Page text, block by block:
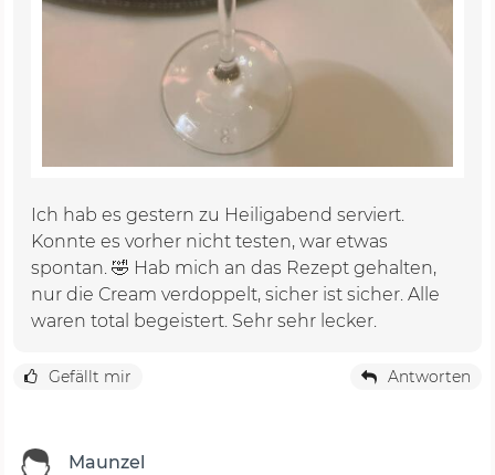
Ich hab es gestern zu Heiligabend serviert.
Konnte es vorher nicht testen, war etwas
spontan. 🤣 Hab mich an das Rezept gehalten,
nur die Cream verdoppelt, sicher ist sicher. Alle
waren total begeistert. Sehr sehr lecker.
Gefällt mir Antworten
Maunzel